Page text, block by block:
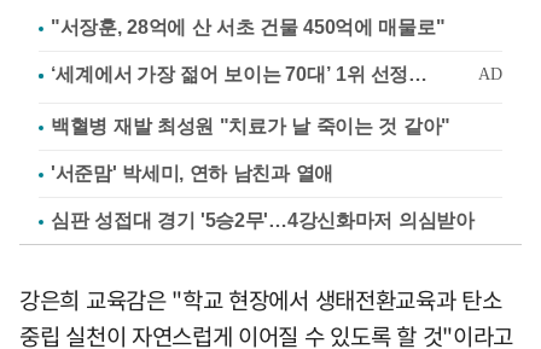
"서장훈, 28억에 산 서초 건물 450억에 매물로"
백혈병 재발 최성원 "치료가 날 죽이는 것 같아"
'서준맘' 박세미, 연하 남친과 열애
심판 성접대 경기 '5승2무'…4강신화마저 의심받아
강은희 교육감은 "학교 현장에서 생태전환교육과 탄소
중립 실천이 자연스럽게 이어질 수 있도록 할 것"이라고